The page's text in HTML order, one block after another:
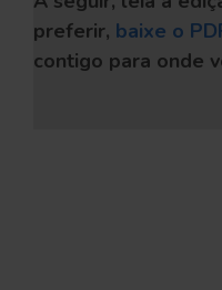
preferir, baixe o
contigo para onde